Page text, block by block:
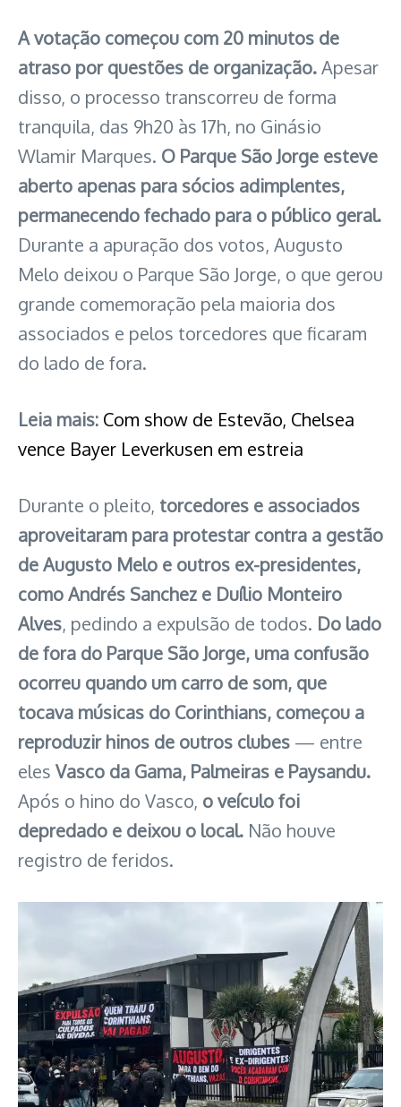
A votação começou com 20 minutos de
atraso por questões de organização.Apesar
disso, o processo transcorreu de forma
tranquila, das 9h20 às 17h, no Ginásio
Wlamir Marques. O Parque São Jorge esteve
aberto apenas para sócios adimplentes,
permanecendo fechado para o público geral.
Durante a apuração dos votos, Augusto
Melo deixou o Parque São Jorge, o que gerou
grande comemoração pela maioria dos
associados e pelos torcedores que ficaram
do lado de fora.
Leia mais: Com show de Estevão, Chelsea
vence Bayer Leverkusen em estreia
Durante o pleito, torcedores e associados
aproveitaram para protestar contra a gestão
de Augusto Melo e outros ex-presidentes,
como Andrés Sanchez e Duílio Monteiro
Alves, pedindo a expulsão de todos. Do lado
de fora do Parque São Jorge, uma confusão
ocorreu quando um carro de som, que
tocava músicas do Corinthians, começou a
reproduzir hinos de outros clubes — entre
eles Vasco da Gama, Palmeiras e Paysandu.
Após o hino do Vasco, o veículo foi
depredado e deixou o local. Não houve
registro de feridos.